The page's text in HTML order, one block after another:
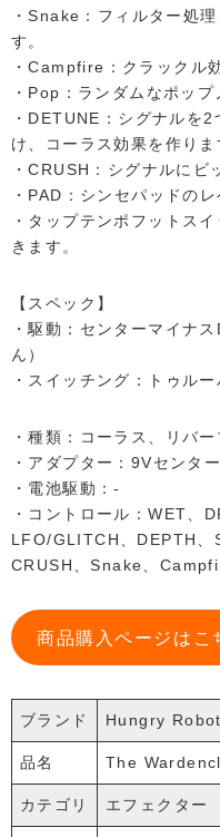
・Snake：フィルター処
す。
・Campfire：クラックル
・Pop：ランダムなポップ
・DETUNE：シグナルを
け、コーラス効果を作りま
・CRUSH：シグナルにビ
・PAD：シンセパッドの
・タップテンポフットス
きます。
【スペック】
・駆動：センターマイナ
ん）
・スイッチング：トゥルー
・種類：コーラス、リバー
・アダプター：9Vセンタ
・電池駆動：-
・コントロール：WET、
LFO/GLITCH、DEPTH、
CRUSH、Snake、
商品購入ページはこ
ブランド Hungry
品名 The
カテゴリ エフェクター